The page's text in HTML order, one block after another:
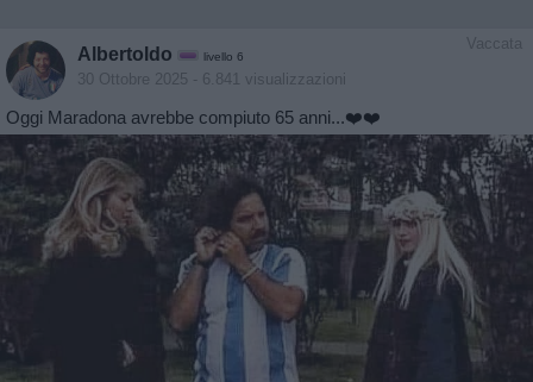
Vaccata
Albertoldo livello 6
30 Ottobre 2025 - 6.841 visualizzazioni
Oggi Maradona avrebbe compiuto 65 anni...❤️❤️